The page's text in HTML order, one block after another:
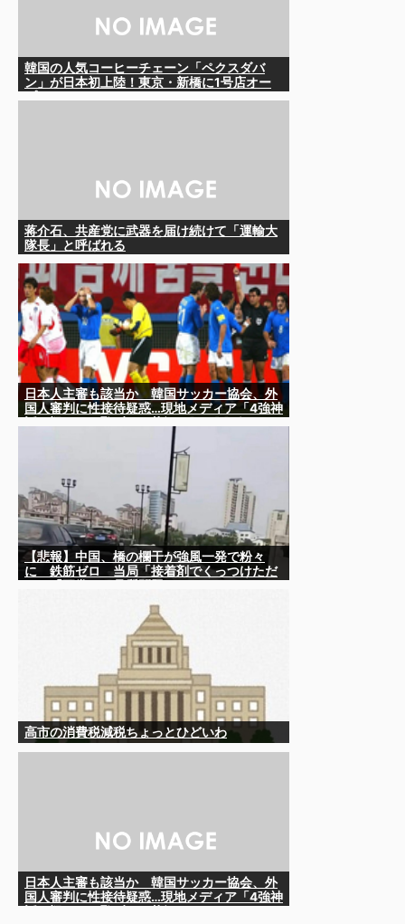
韓国の人気コーヒーチェーン「ペクスダバ
ン」が日本初上陸！東京・新橋に1号店オー
蒋介石、共産党に武器を届け続けて「運輸大
隊長」と呼ばれる
日本人主審も該当か 韓国サッカー協会、外
国人審判に性接待疑惑…現地メディア「4強神
【悲報】中国、橋の欄干が強風一発で粉々
に 鉄筋ゼロ 当局「接着剤でくっつけただ
高市の消費税減税ちょっとひどいわ
日本人主審も該当か 韓国サッカー協会、外
国人審判に性接待疑惑…現地メディア「4強神